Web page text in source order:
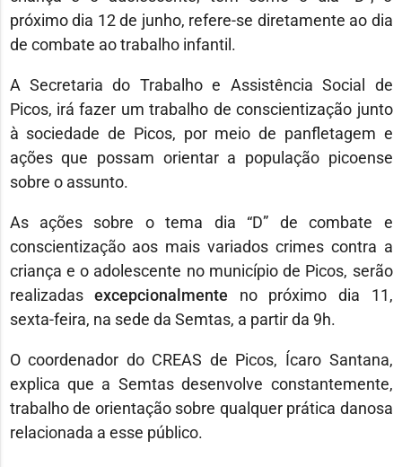
próximo dia 12 de junho, refere-se diretamente ao dia
de combate ao trabalho infantil.
A Secretaria do Trabalho e Assistência Social de
Picos, irá fazer um trabalho de conscientização junto
à sociedade de Picos, por meio de panfletagem e
ações que possam orientar a população picoense
sobre o assunto.
As ações sobre o tema dia “D” de combate e
conscientização aos mais variados crimes contra a
criança e o adolescente no município de Picos, serão
realizadasexcepcionalmente no próximo dia 11,
sexta-feira, na sede da Semtas, a partir da 9h.
O coordenador do CREAS de Picos, Ícaro Santana,
explica que a Semtas desenvolve constantemente,
trabalho de orientação sobre qualquer prática danosa
relacionada a esse público.